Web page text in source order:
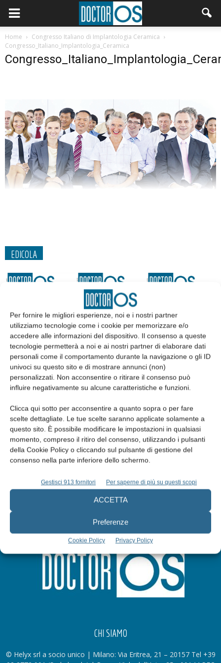
Per fornire le migliori esperienze, noi e i nostri partner
utilizziamo tecnologie come i cookie per memorizzare e/o
accedere alle informazioni del dispositivo. Il consenso a queste
tecnologie permetterà a noi e ai nostri partner di elaborare dati
personali come il comportamento durante la navigazione o gli ID
univoci su questo sito e di mostrare annunci (non)
personalizzati. Non acconsentire o ritirare il consenso può
influire negativamente su alcune caratteristiche e funzioni.
Clicca qui sotto per acconsentire a quanto sopra o per fare
scelte dettagliate. Le tue scelte saranno applicate solamente a
questo sito. È possibile modificare le impostazioni in qualsiasi
momento, compreso il ritiro del consenso, utilizzando i pulsanti
della Cookie Policy o cliccando sul pulsante di gestione del
consenso nella parte inferiore dello schermo.
Gestisci 913 fornitori Per saperne di più su questi scopi
ACCETTA
Preferenze
Cookie Policy Privacy Policy
Home
Congresso Italiano di Implantologia Ceramica
Congresso_Italiano_Implantologia_Ceramica
EDICOLA
Edicola web
Abbonati
Iscriviti alla newsletter
CHI SIAMO
© Helyx srl a socio unico | Milano: Via Eritrea, 21 – 20157 Tel +39